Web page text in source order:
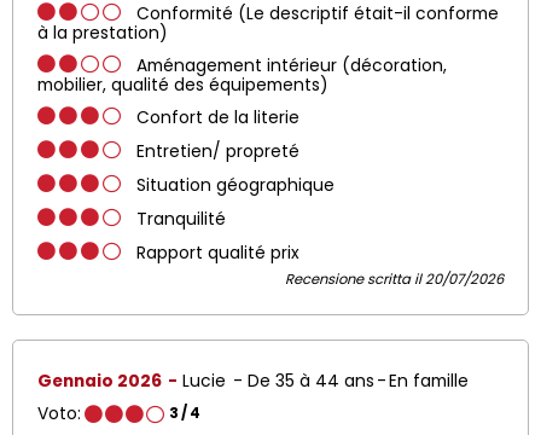
Conformité (Le descriptif était-il conforme
à la prestation)
Aménagement intérieur (décoration,
mobilier, qualité des équipements)
Confort de la literie
Entretien/ propreté
Situation géographique
Tranquilité
Rapport qualité prix
Recensione scritta il 20/07/2026
Gennaio 2026 Lucie De 35 à 44 ans
En famille
Voto:
3/ 4